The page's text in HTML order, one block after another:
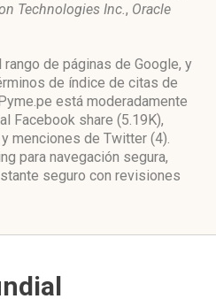
Technologies Inc., Oracle
de páginas de Google, y
de índice de citas de
está moderadamente
Facebook share (5.19K),
menciones de Twitter (4).
para navegación segura,
seguro con revisiones